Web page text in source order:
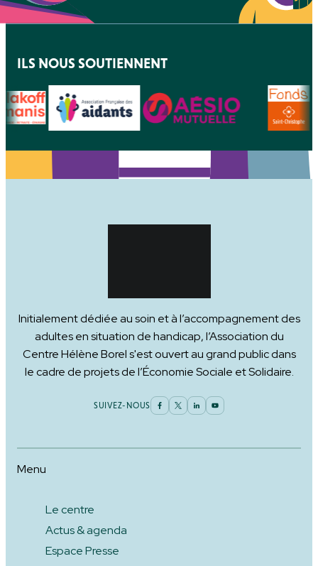
ILS NOUS SOUTIENNENT
Initialement dédiée au soin et à l’accompagnement des
adultes en situation de handicap, l’Association du
Centre Hélène Borel s'est ouvert au grand public dans
le cadre de projets de l’Économie Sociale et Solidaire.
SUIVEZ-NOUS
Menu
Le centre
Actus & agenda
Espace Presse